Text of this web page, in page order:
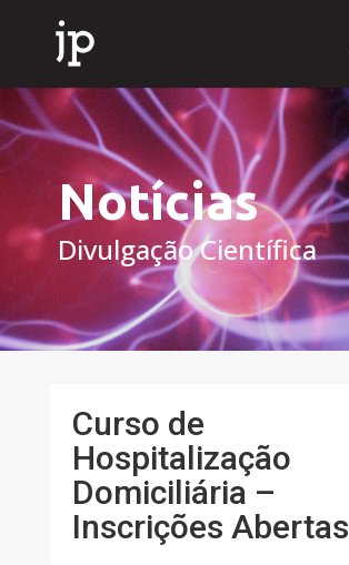
Notícias
Divulgação Científica
Curso de
Hospitalização
Domiciliária –
Inscrições Abertas